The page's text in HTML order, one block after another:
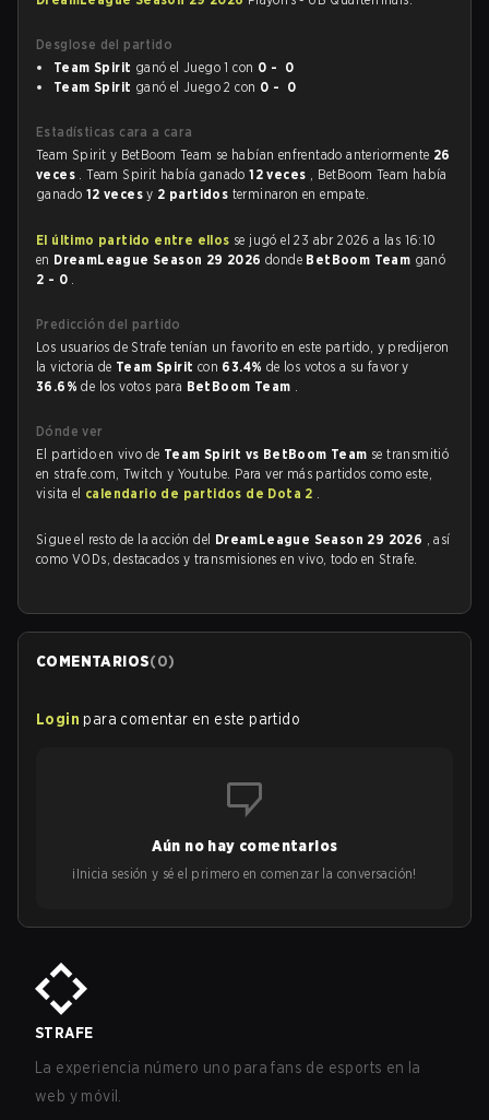
Desglose del partido
Team Spirit ganó el Juego 1 con 0 - 0
Team Spirit ganó el Juego 2 con 0 - 0
Estadísticas cara a cara
Team Spirit y BetBoom Team se habían enfrentado anteriormente 26
veces . Team Spirit había ganado12 veces , BetBoom Team había
ganado 12 vecesy 2 partidos terminaron en empate.
El último partido entre ellos se jugó el 23 abr 2026 a las 16:10
en DreamLeague Season 29 2026donde BetBoom Team ganó
2 - 0 .
Predicción del partido
Los usuarios de Strafe tenían un favorito en este partido, y predijeron
la victoria de Team Spirit con 63.4% de los votos a su favor y
36.6%de los votos para BetBoom Team .
Dónde ver
El partido en vivo de Team Spirit vs BetBoom Team se transmitió
en strafe.com, Twitch y Youtube. Para ver más partidos como este,
visita el calendario de partidos de Dota 2 .
Sigue el resto de la acción del DreamLeague Season 29 2026 , así
como VODs, destacados y transmisiones en vivo, todo en Strafe.
COMENTARIOS(0)
Login para comentar en este partido
Aún no hay comentarios
¡Inicia sesión y sé el primero en comenzar la conversación!
STRAFE
La experiencia número uno para fans de esports en la
web y móvil.